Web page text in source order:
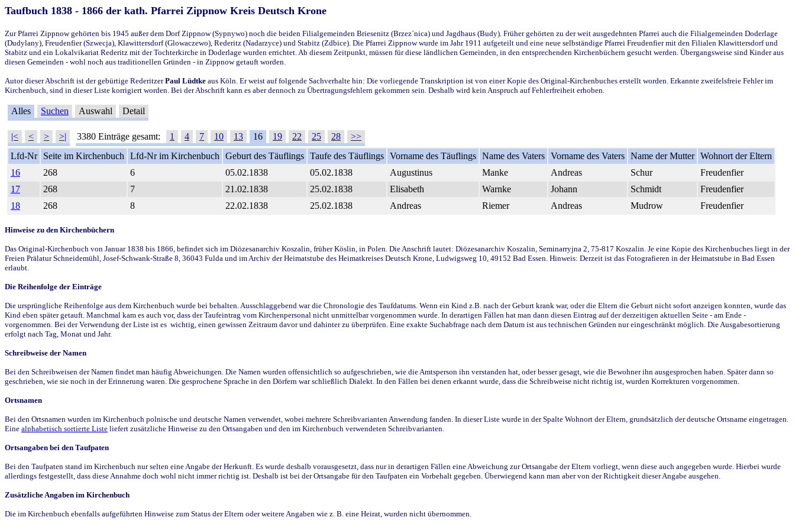
Taufbuch 1838 - 1866 der kath. Pfarrei Zippnow Kreis Deutsch Krone
Zur Pfarrei Zippnow gehörten bis 1945 außer dem Dorf Zippnow (Sypnywo) noch die beiden Filialgemeinden Briesenitz (Brzez`nica) und Jagdhaus (Budy). Früher gehörten zu der weit ausgedehnten Pfarrei auch die Filialgemeinden Doderlage
(Dudylany), Freudenfier (Szwecja), Klawittersdorf (Glowaczewo), Rederitz (Nadarzyce) und Stabitz (Zdbice). Die Pfarrei Zippnow wurde im Jahr 1911 aufgeteilt und eine neue selbständige Pfarrei Freudenfier mit den Filialen Klawittersdorf und
Stabitz und ein Lokalvikariat Rederitz mit der Tochterkirche in Doderlage wurden errichtet. Ab diesem Zeitpunkt, müssen für diese ländlichen Gemeinden, in den entsprechenden Kirchenbüchern gesucht werden. Übergangsweise sind Kinder aus
diesen Gemeinden - wohl noch aus traditionellen Gründen - in Zippnow getauft worden.
Autor dieser Abschrift ist der gebürtige RederitzerPaul Lüdtke aus Köln. Er weist auf folgende Sachverhalte hin: Die vorliegende Transkription ist von einer Kopie des Original-Kirchenbuches erstellt worden. Erkannte zweifelsfreie Fehler im
Kirchenbuch, sind in dieser Liste korrigiert worden. Bei der Abschrift kann es aber dennoch zu Übertragungsfehlern gekommen sein. Deshalb wird kein Anspruch auf Fehlerfreiheit erhoben.
Alles Suchen Auswahl Detail
|< < > >| 3380 Einträge gesamt: 1 4 7 10 13 16 19 22 25 28
>>
Lfd-Nr
Seite im Kirchenbuch Lfd-Nr im Kirchenbuch Geburt des Täuflings Taufe des Täuflings Vorname des Täuflings Name des Vaters Vorname des Vaters Name der Mutter Wohnort der Eltern
16
268 6 05.02.1838 05.02.1838 Augustinus Manke Andreas Schur
Freudenfier
17
268 7 21.02.1838 25.02.1838 Elisabeth Warnke Johann Schmidt
Freudenfier
18
268 8 22.02.1838 25.02.1838 Andreas Riemer Andreas Mudrow Freudenfier
Hinweise zu den Kirchenbüchern
Das Original-Kirchenbuch von Januar 1838 bis 1866, befindet sich im Diözesanarchiv Koszalin, früher Köslin, in Polen. Die Anschrift lautet: Diözesanarchiv Koszalin, Seminarryjna 2, 75-817 Koszalin. Je eine Kopie des Kirchenbuches liegt in der
Freien Prälatur Schneidemühl, Josef-Schwank-Straße 8, 36043 Fulda und im Archiv der Heimatstube des Heimatkreises Deutsch Krone, Ludwigsweg 10, 49152 Bad Essen. Hinweis: Derzeit ist das Fotografieren in der Heimatstube in Bad Essen
erlaubt.
Die Reihenfolge der Einträge
Die ursprüngliche Reihenfolge aus dem Kirchenbuch wurde bei behalten. Ausschlaggebend war die Chronologie des Taufdatums. Wenn ein Kind z.B. nach der Geburt krank war, oder die Eltern die Geburt nicht sofort anzeigen konnten, wurde das
Kind eben später getauft. Manchmal kam es auch vor, dass der Taufeintrag vom Kirchenpersonal nicht unmittelbar vorgenommen wurde. In derartigen Fällen hat man dann diesen Eintrag auf der derzeitigen aktuellen Seite - am Ende -
vorgenommen. Bei der Verwendung der Liste ist es wichtig, einen gewissen Zeitraum davor und dahinter zu überprüfen. Eine exakte Suchabfrage nach dem Datum ist aus technischen Gründen nur eingeschränkt möglich. Die Ausgabesortierung
erfolgt nach Tag, Monat und Jahr.
Schreibweise der Namen
Bei den Schreibweisen der Namen findet man häufig Abweichungen. Die Namen wurden offensichtlich so aufgeschrieben, wie die Amtsperson ihn verstanden hat, oder besser gesagt, wie die Bewohner ihn ausgesprochen haben. Später dann so
geschrieben, wie sie noch in der Erinnerung waren. Die gesprochene Sprache in den Dörfern war schließlich Dialekt. In den Fällen bei denen erkannt wurde, dass die Schreibweise nicht richtig ist, wurden Korrekturen vorgenommen.
Ortsnamen
Bei den Ortsnamen wurden im Kirchenbuch polnische und deutsche Namen verwendet, wobei mehrere Schreibvarianten Anwendung fanden. In dieser Liste wurde in der Spalte Wohnort der Eltern, grundsätzlich der deutsche Ortsname eingetragen.
Eine alphabetisch sortierte Liste liefert zusätzliche Hinweise zu den Ortsangaben und den im Kirchenbuch verwendeten Schreibvarianten.
Ortsangaben bei den Taufpaten
Bei den Taufpaten stand im Kirchenbuch nur selten eine Angabe der Herkunft. Es wurde deshalb vorausgesetzt, dass nur in derartigen Fällen eine Abweichung zur Ortsangabe der Eltern vorliegt, wenn diese auch angegeben wurde. Hierbei wurde
allerdings festgestellt, dass diese Annahme doch wohl nicht immer richtig ist. Deshalb ist bei der Ortsangabe für den Taufpaten ein Vorbehalt gegeben. Überwiegend kann man aber von der Richtigkeit dieser Angabe ausgehen.
Zusätzliche Angaben im Kirchenbuch
Die im Kirchenbuch ebenfalls aufgeführten Hinweise zum Status der Eltern oder weitere Angaben wie z. B. eine Heirat, wurden nicht übernommen.